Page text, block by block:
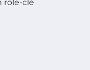
rôle-clé